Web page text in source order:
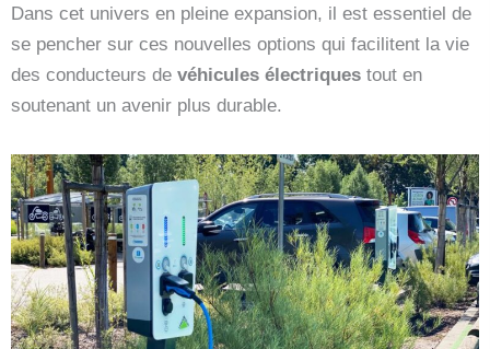
Dans cet univers en pleine expansion, il est essentiel de
se pencher sur ces nouvelles options qui facilitent la vie
des conducteurs de véhicules électriques tout en
soutenant un avenir plus durable.